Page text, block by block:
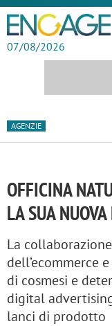
07/08/2026
AGENZIE
OFFICINA
LA SUA
La
dell’ecommerce
di cosmesi e
digital
lanci di prodotto